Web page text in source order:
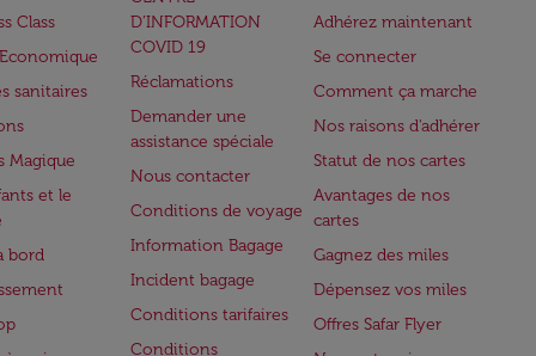
Class
sanitaires
Magique
et le
bord
D’INFORMATION
COVID 19
Réclamations
Demander une
assistance spéciale
Nous contacter
Conditions de voyage
Information Bagage
Incident bagage
Conditions tarifaires
Conditions
Adhérez maintenant
Se connecter
Comment ça marche
Nos raisons d'adhérer
Statut de nos cartes
Avantages de nos
cartes
Gagnez des miles
Dépensez vos miles
Offres Safar Flyer